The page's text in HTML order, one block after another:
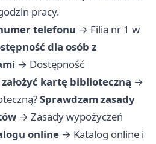
pracy.
telefonu → Filia nr 1 w
dla osób z
→ Dostępność
założyć kartę biblioteczną →
Sprawdzam zasady
→ Zasady wypożyczeń
online → Katalog online i